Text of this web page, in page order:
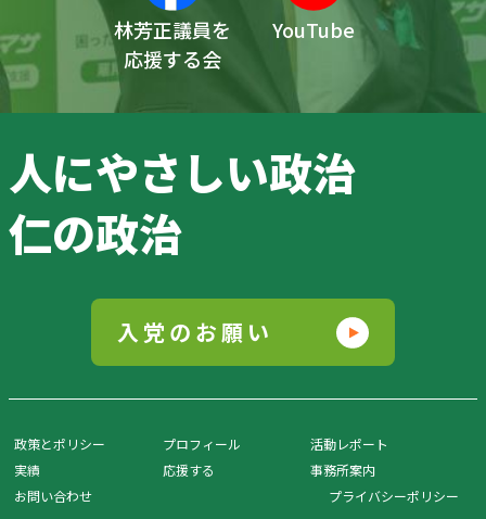
林芳正議員を
応援する会
YouTube
人にやさしい政治
仁の政治
入党のお願い
政策とポリシー プロフィール
活動レポート
実績
応援する
事務所案内
お問い合わせ
プライバシーポリシー